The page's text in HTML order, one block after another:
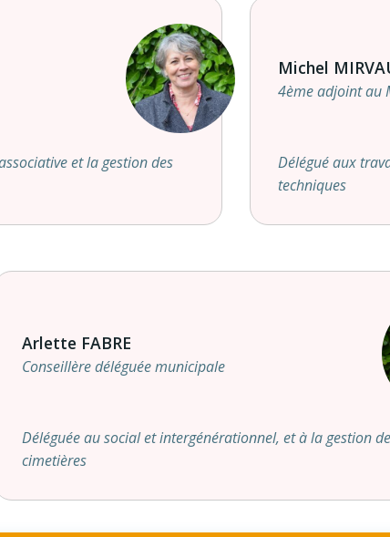
et la gestion des
Michel
4ème adjoint au
Délégué aux
techniques
Arlette FABRE
Conseillère déléguée municipale
Déléguée au social et intergénérationnel, et à la gestion
cimetières